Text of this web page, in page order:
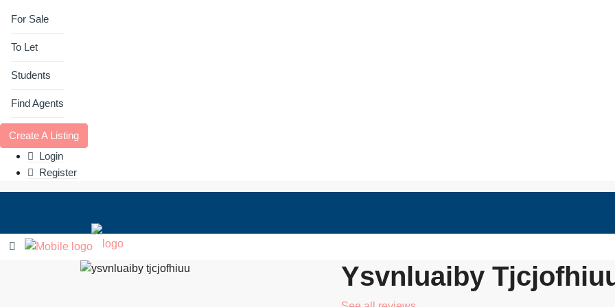
For Sale
To Let
Students
Find Agents
Create A Listing
Login
Register
Ysvnluaiby